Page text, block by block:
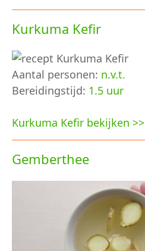
Kurkuma Kefir
Aantal personen: n.v.t.
Bereidingstijd: 1.5 uur
Kurkuma Kefir bekijken >>
Gemberthee